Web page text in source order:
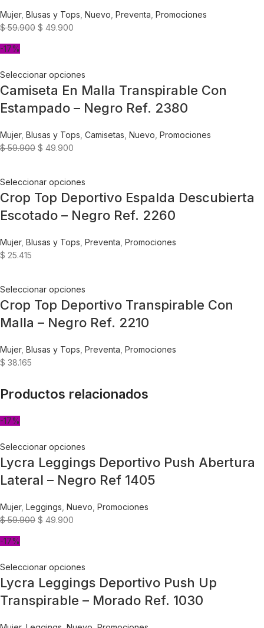
Mujer, Blusas y Tops Nuevo Preventa Promociones
$59.900 $ 49.900
-17%
Seleccionar opciones
Camiseta En Malla Transpirable Con
Estampado – Negro Ref. 2380
Mujer, Blusas y Tops Camisetas Nuevo Promociones
$59.900 $ 49.900
Seleccionar opciones
Crop Top Deportivo Espalda Descubierta
Escotado – Negro Ref. 2260
Mujer, Blusas y Tops Preventa Promociones
$ 25.415
Seleccionar opciones
Crop Top Deportivo Transpirable Con
Malla – Negro Ref. 2210
Mujer, Blusas y Tops Preventa Promociones
$ 38.165
Productos relacionados
-17%
Seleccionar opciones
Lycra Leggings Deportivo Push Abertura
Lateral – Negro Ref 1405
Mujer, Leggings Nuevo Promociones
$59.900 $ 49.900
-17%
Seleccionar opciones
Lycra Leggings Deportivo Push Up
Transpirable – Morado Ref. 1030